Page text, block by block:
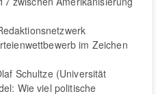
im Zeichen
Schultze (Universität
Wie viel politische